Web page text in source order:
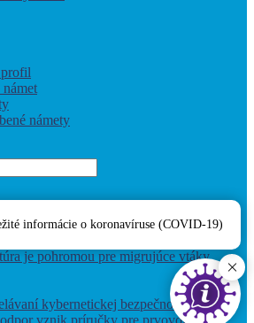
námety
je pohromou pre migrujúce vtáky
kybernetickej bezpečnosti
vznik príručky pre prvovoličov
informácie o koronavíruse (COVID-19)